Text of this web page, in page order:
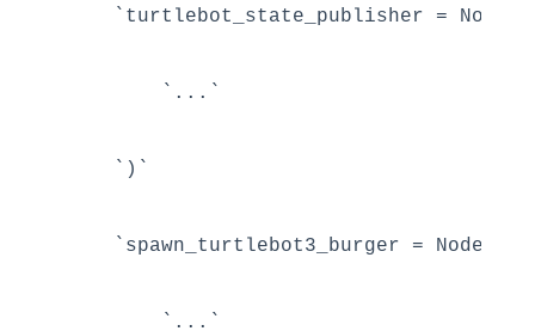
    `turtlebot_state_publisher = Node(`
        `...`
    `)`
    `spawn_turtlebot3_burger = Node(`
        `...`